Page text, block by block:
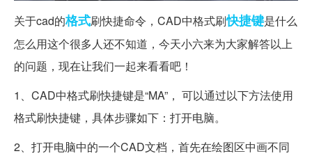
关于cad的格式刷快捷命令，CAD中格式刷快捷键是什么
怎么用这个很多人还不知道，今天小六来为大家解答以上
的问题，现在让我们一起来看看吧！
1、CAD中格式刷快捷键是“MA”， 可以通过以下方法使用
格式刷快捷键，具体步骤如下：打开电脑。
2、打开电脑中的一个CAD文档，首先在绘图区中画不同